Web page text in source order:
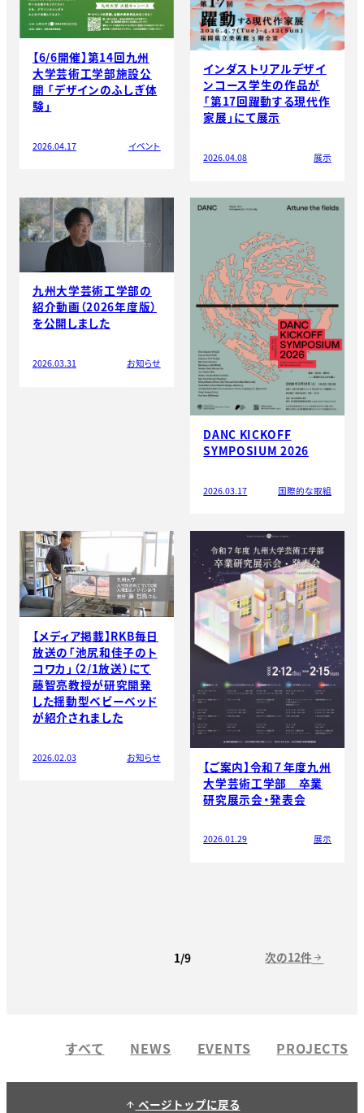
【6/6開催】第14回九州
大学芸術工学部施設公
開 「デザインのふしぎ体
験」
2026.04.17 イベント
インダストリアルデザイ
ンコース学生の作品が
「第17回躍動する現代作
家展」にて展示
2026.04.08 展示
九州大学芸術工学部の
紹介動画（2026年度版）
を公開しました
2026.03.31 お知らせ
DANC KICKOFF
SYMPOSIUM 2026
2026.03.17 国際的な取組
【メディア掲載】RKB毎日
放送の「池尻和佳子のト
コワカ」（2/1放送）にて
藤智亮教授が研究開発
した揺動型ベビーベッド
が紹介されました
2026.02.03 お知らせ
【ご案内】令和７年度九州
大学芸術工学部 卒業
研究展示会・発表会
2026.01.29 展示
次の12件 arrow_forward
1/9
すべて NEWS EVENTS PROJECTS
arrow_upward ページトップに戻る